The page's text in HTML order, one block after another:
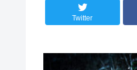
Twitter